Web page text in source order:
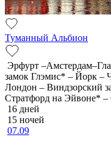
Туманный Альбион
Эрфурт
замок Глэмис* – Йорк –
Лондон – Виндзорский
Стратфорд на Эйвоне*
16 дней
15 ночей
07.09